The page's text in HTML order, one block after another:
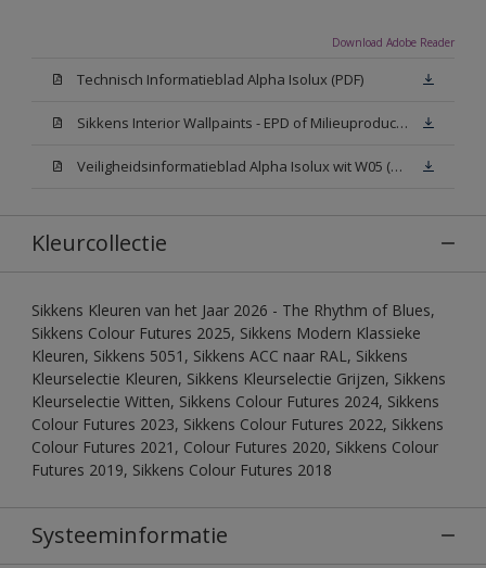
Download Adobe Reader
Technisch Informatieblad Alpha Isolux (PDF)
Sikkens Interior Wallpaints - EPD of Milieuproductverklaring
Veiligheidsinformatieblad Alpha Isolux wit W05 (SDS)
Kleurcollectie
Sikkens Kleuren van het Jaar 2026 - The Rhythm of Blues,
Sikkens Colour Futures 2025, Sikkens Modern Klassieke
Kleuren, Sikkens 5051, Sikkens ACC naar RAL, Sikkens
Kleurselectie Kleuren, Sikkens Kleurselectie Grijzen, Sikkens
Kleurselectie Witten, Sikkens Colour Futures 2024, Sikkens
Colour Futures 2023, Sikkens Colour Futures 2022, Sikkens
Colour Futures 2021, Colour Futures 2020, Sikkens Colour
Futures 2019, Sikkens Colour Futures 2018
Systeeminformatie